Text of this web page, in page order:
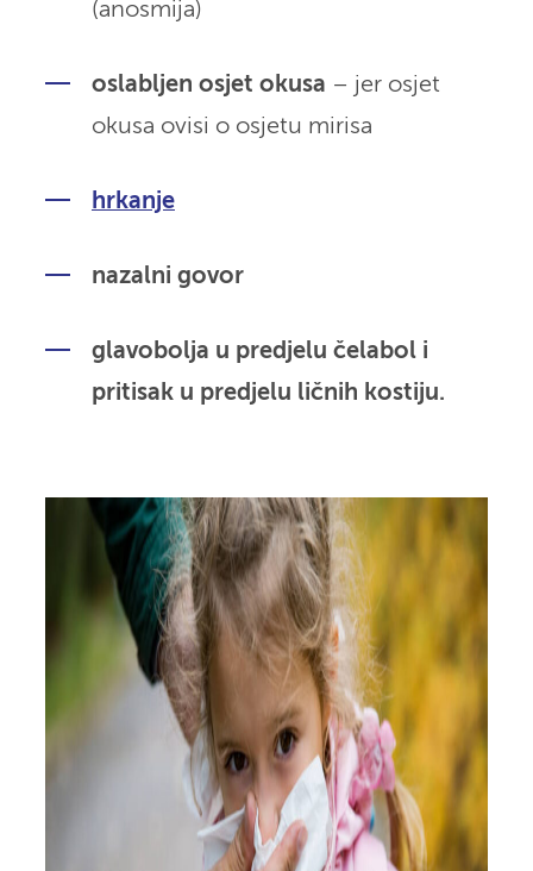
(anosmija)
oslabljen osjet okusa – jer osjet
okusa ovisi o osjetu mirisa
hrkanje
nazalni govor
glavobolja u predjelu čela bol i
pritisak u predjelu ličnih kostiju.